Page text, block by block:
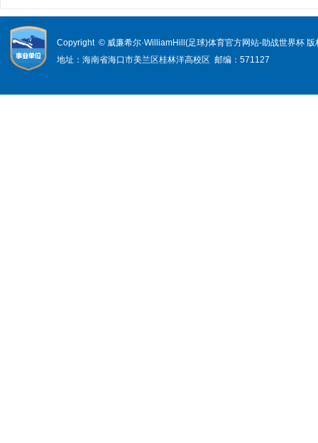
Copyright © 威廉希尔·WilliamHill(足球)体育官方网站-助战世界杯
地址：海南省海口市美兰区桂林洋高校区 邮编：571127